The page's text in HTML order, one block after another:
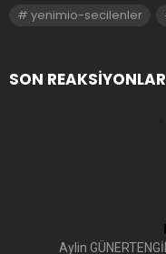
yenimio-secilenler
SON REAKSIYONLAR
Aylin